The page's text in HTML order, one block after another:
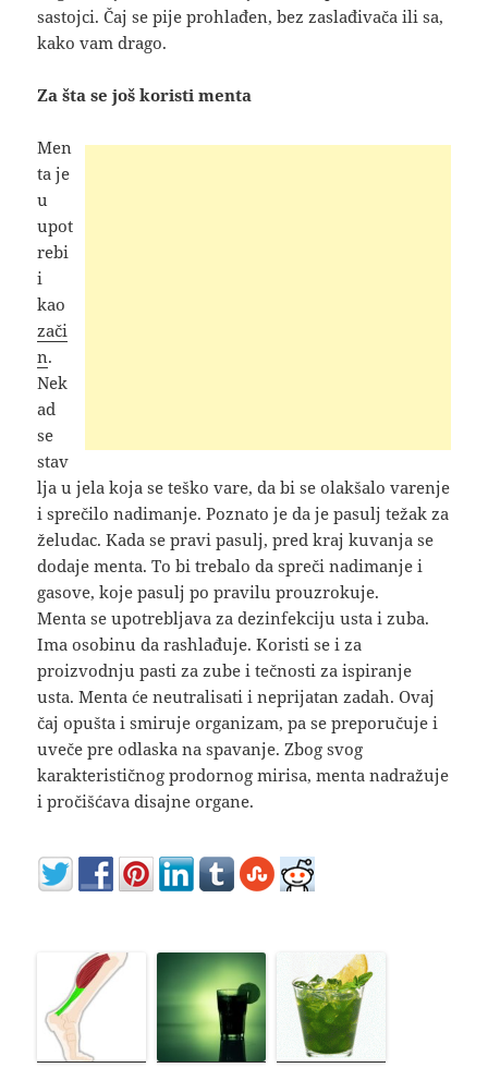
sastojci. Čaj se pije prohlađen, bez zaslađivača ili sa,
kako vam drago.
Za šta se još koristi menta
Men
ta je
u
upot
rebi
i
kao
zači
n.
Nek
ad
se
stav
lja u jela koja se teško vare, da bi se olakšalo varenje
i sprečilo nadimanje. Poznato je da je pasulj težak za
želudac. Kada se pravi pasulj, pred kraj kuvanja se
dodaje menta. To bi trebalo da spreči nadimanje i
gasove, koje pasulj po pravilu prouzrokuje.
Menta se upotrebljava za dezinfekciju usta i zuba.
Ima osobinu da rashlađuje. Koristi se i za
proizvodnju pasti za zube i tečnosti za ispiranje
usta. Menta će neutralisati i neprijatan zadah. Ovaj
čaj opušta i smiruje organizam, pa se preporučuje i
uveče pre odlaska na spavanje. Zbog svog
karakterističnog prodornog mirisa, menta nadražuje
i pročišćava disajne organe.